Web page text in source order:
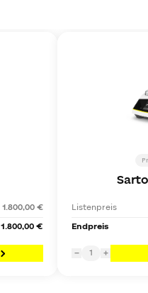
1.800,00 €
1.800,00 €
Listenpreis
Endpreis
− 1 +